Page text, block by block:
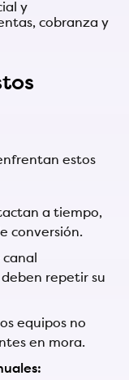
y
cobranza y
estos
a tiempo,
conversión.
repetir su
equipos no
en mora.